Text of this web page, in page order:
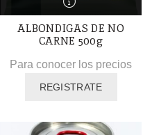
ALBONDIGAS DE NO
CARNE 500g
Para conocer los precios
REGISTRATE